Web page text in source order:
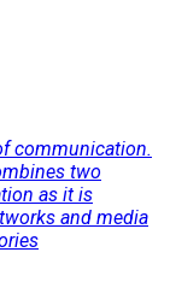
communication.
two
as it is
and media